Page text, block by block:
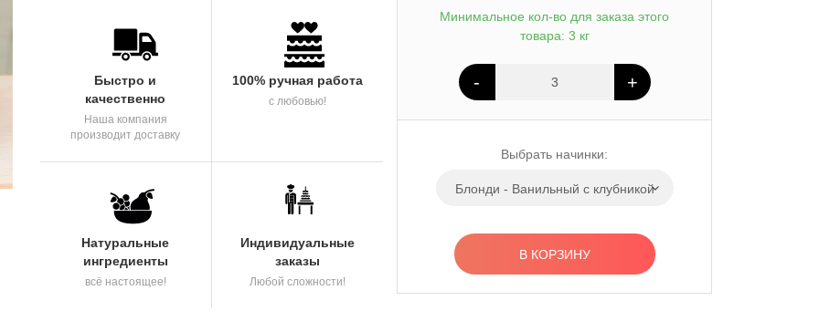
Быстро и
качественно
Наша компания
производит доставку
100% ручная работа
с любовью!
Натуральные
ингредиенты
всё настоящее!
Индивидуальные
заказы
Любой сложности!
Минимальное кол-во для заказа этого
товара: 3 кг
- +
Выбрать начинки:
Блонди - Ванильный с клубникой
В КОРЗИНУ